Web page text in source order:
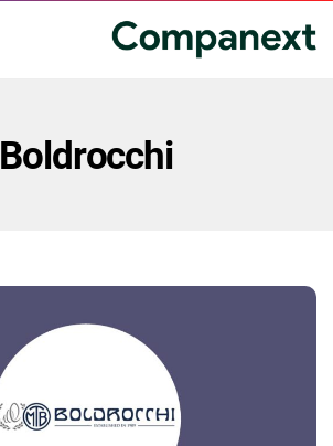
Boldrocchi